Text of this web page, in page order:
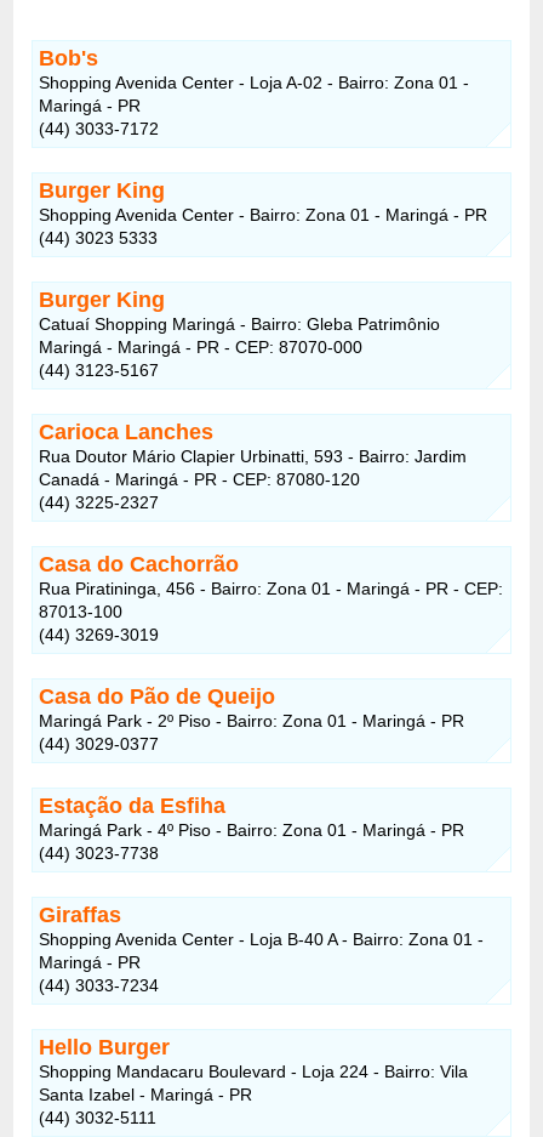
Bob's
Shopping Avenida Center - Loja A-02 - Bairro: Zona 01 -
Maringá - PR
(44) 3033-7172
Burger King
Shopping Avenida Center - Bairro: Zona 01 - Maringá - PR
(44) 3023 5333
Burger King
Catuaí Shopping Maringá - Bairro: Gleba Patrimônio
Maringá - Maringá - PR - CEP: 87070-000
(44) 3123-5167
Carioca Lanches
Rua Doutor Mário Clapier Urbinatti, 593 - Bairro: Jardim
Canadá - Maringá - PR - CEP: 87080-120
(44) 3225-2327
Casa do Cachorrão
Rua Piratininga, 456 - Bairro: Zona 01 - Maringá - PR - CEP:
87013-100
(44) 3269-3019
Casa do Pão de Queijo
Maringá Park - 2º Piso - Bairro: Zona 01 - Maringá - PR
(44) 3029-0377
Estação da Esfiha
Maringá Park - 4º Piso - Bairro: Zona 01 - Maringá - PR
(44) 3023-7738
Giraffas
Shopping Avenida Center - Loja B-40 A - Bairro: Zona 01 -
Maringá - PR
(44) 3033-7234
Hello Burger
Shopping Mandacaru Boulevard - Loja 224 - Bairro: Vila
Santa Izabel - Maringá - PR
(44) 3032-5111